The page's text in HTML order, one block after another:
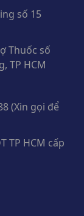
số 15
Thuốc số
TP HCM
(Xin gọi để
TP HCM cấp